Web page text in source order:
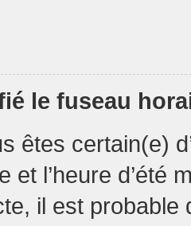
le fuseau
êtes certain(e)
et l’heure d’été
il est probable